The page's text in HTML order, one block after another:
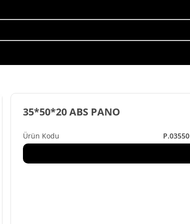
P.03550
35*50*20 ABS PANO